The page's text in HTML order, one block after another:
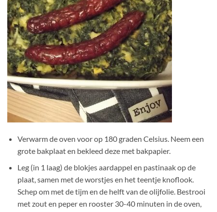
Verwarm de oven voor op 180 graden Celsius. Neem een
grote bakplaat en bekleed deze met bakpapier.
Leg (in 1 laag) de blokjes aardappel en pastinaak op de
plaat, samen met de worstjes en het teentje knoflook.
Schep om met de tijm en de helft van de olijfolie. Bestrooi
met zout en peper en rooster 30-40 minuten in de oven,